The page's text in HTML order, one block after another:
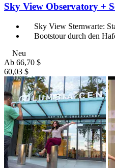
Sky View Observatory +
Sky View Sternwarte:
Bootstour durch den
Neu
Ab 66,70 $
60,03 $